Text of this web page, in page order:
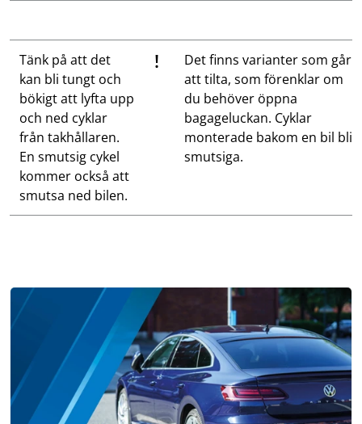
Tänk på att det
kan bli tungt och
bökigt att lyfta upp
och ned cyklar
från takhållaren.
En smutsig cykel
kommer också att
smutsa ned bilen.
!
Det finns varianter som går
att tilta, som förenklar om
du behöver öppna
bagageluckan. Cyklar
monterade bakom en bil blir
smutsiga.